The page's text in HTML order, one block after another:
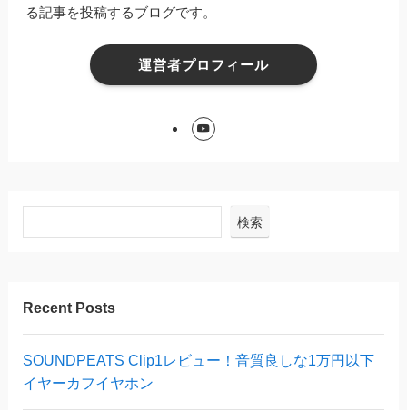
る記事を投稿するブログです。
運営者プロフィール
検索
Recent Posts
SOUNDPEATS Clip1レビュー！音質良しな1万円以下
イヤーカフイヤホン